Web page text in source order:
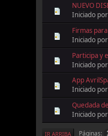
NUEVO
Iniciado por
Firmas
Iniciado por
Participa y
Iniciado por
App
Iniciado por
Quedada
Iniciado por
IR ARRIBA Páginas